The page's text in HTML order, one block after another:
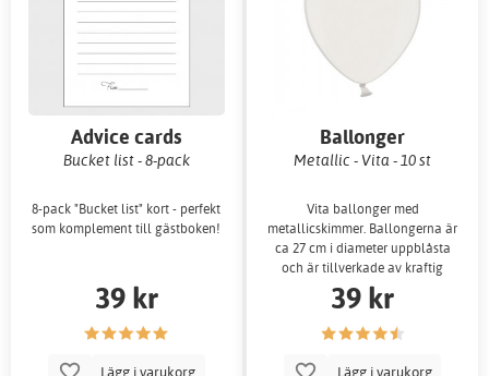
Advice cards
Bucket list - 8-pack
8-pack "Bucket list" kort - perfekt
som komplement till gästboken!
39 kr
Lägg i varukorg
Ballonger
Metallic - Vita - 10 st
Vita ballonger med
metallicskimmer. Ballongerna är
ca 27 cm i diameter uppblåsta
och är tillverkade av kraftig
latex.
39 kr
Lägg i varukorg